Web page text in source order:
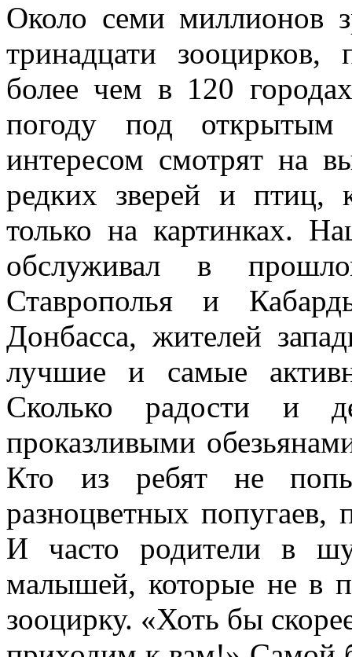
Около семи миллионов
тринадцати
более чем в 120
погоду под
интересом смотрят на
редких зверей и птиц,
только на картинках.
обслуживал в
Ставрополья и
Донбасса, жителей
лучшие и самые
Сколько радости и
проказливыми
Кто из ребят не
разноцветных попугаев,
И часто родители в
малышей, которые не в
зооцирку. «Хоть бы